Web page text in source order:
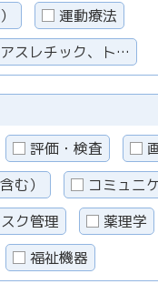
運動療法
スレチック、ト…
評価・検査
む）
コミュニ
ク管理
薬理学
福祉機器